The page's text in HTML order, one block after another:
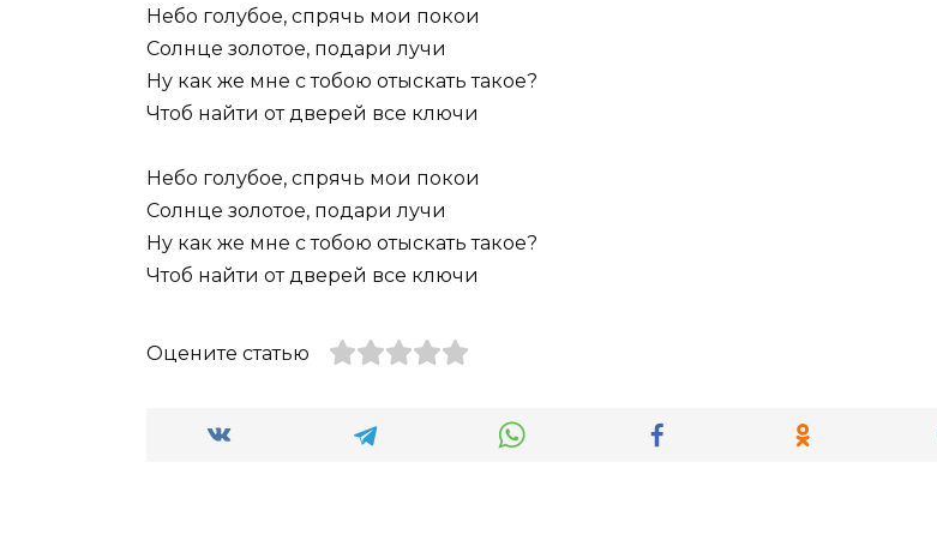
Небо голубое, спрячь мои покои
Солнце золотое, подари лучи
Ну как же мне с тобою отыскать такое?
Чтоб найти от дверей все ключи
Небо голубое, спрячь мои покои
Солнце золотое, подари лучи
Ну как же мне с тобою отыскать такое?
Чтоб найти от дверей все ключи
Оцените статью